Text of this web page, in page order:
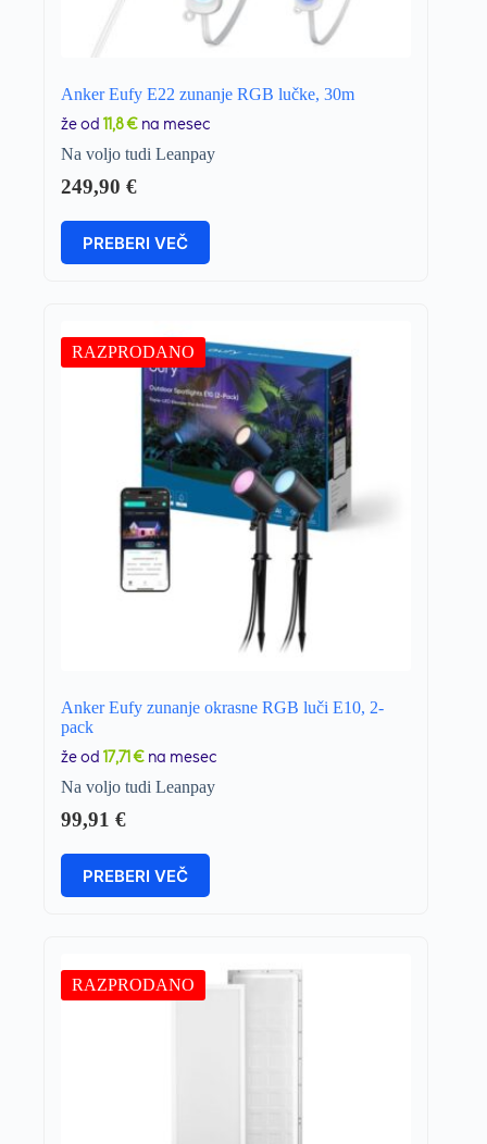
Anker Eufy E22 zunanje RGB lučke, 30m
že od 11,8 € na mesec
Na voljo tudi Leanpay
249,90 €
PREBERI VEČ
RAZPRODANO
Anker Eufy zunanje okrasne RGB luči E10, 2-
pack
že od 17,71 € na mesec
Na voljo tudi Leanpay
99,91 €
PREBERI VEČ
RAZPRODANO